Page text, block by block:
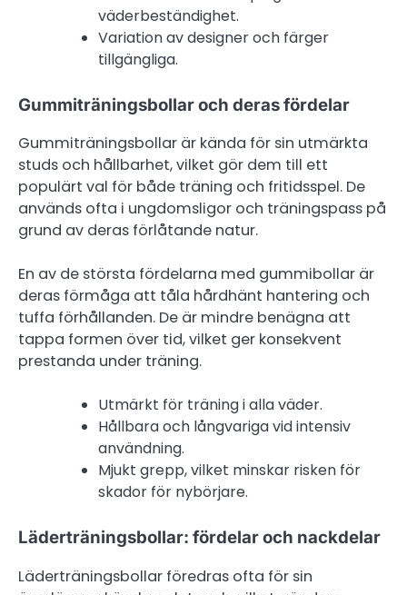
väderbeständighet.
Variation av designer och färger
tillgängliga.
Gummiträningsbollar och deras fördelar
Gummiträningsbollar är kända för sin utmärkta
studs och hållbarhet, vilket gör dem till ett
populärt val för både träning och fritidsspel. De
används ofta i ungdomsligor och träningspass på
grund av deras förlåtande natur.
En av de största fördelarna med gummibollar är
deras förmåga att tåla hårdhänt hantering och
tuffa förhållanden. De är mindre benägna att
tappa formen över tid, vilket ger konsekvent
prestanda under träning.
Utmärkt för träning i alla väder.
Hållbara och långvariga vid intensiv
användning.
Mjukt grepp, vilket minskar risken för
skador för nybörjare.
Läderträningsbollar: fördelar och nackdelar
Läderträningsbollar föredras ofta för sin